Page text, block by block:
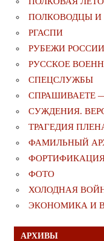
ПОЛКОВОДЦЫ И
РГАСПИ
РУБЕЖИ РОССИИ
РУССКОЕ
СПЕЦСЛУЖБЫ
СПРАШИВАЕТЕ
СУЖДЕНИЯ.
ТРАГЕДИЯ
ФАМИЛЬНЫЙ
ФОТО
ХОЛОДНАЯ
ЭКОНОМИКА И
АРХИВЫ